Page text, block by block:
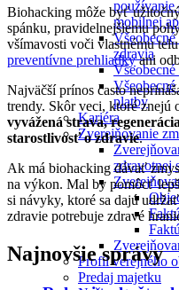
používanie
mobilnej
zdravia
platby
Kariéra
Zverejňovanie
zdravotnej
Profil verejného
Predaj majetku
Biohacking môže byť
spánku, pravidelnejšiemu
všímavosti voči vlastnému
preventívne prehliadkyani
Najväčší prínos často
trendy. Skôr veci, ktoré znejú
vyvážená strava,
starostlivosť o zdravie.
Ak má biohacking dávať
na výkon. Mal by pomôcť
si návyky, ktoré sa dajú
zdravie potrebuje zdravé
Najnovšie správy